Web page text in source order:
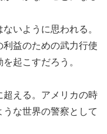
いように思われる。
利益のための武力行使
起こすだろう。
える。アメリカの時
な世界の警察として